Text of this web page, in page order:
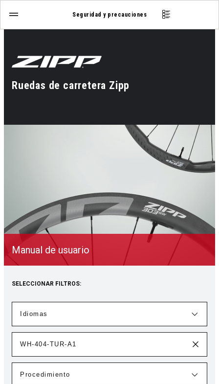
Seguridad y precauciones
Ruedas de carretera Zipp
Manual de usuario
SELECCIONAR FILTROS: